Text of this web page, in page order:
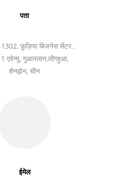
पता
फ़ुज़िया बिजनेस सेंटर ,
एवेन्यू, गुआनलान,लोंगहुआ,
शेनझेन, चीन
ईमेल